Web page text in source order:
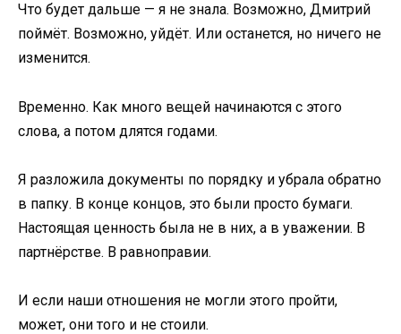
Что будет дальше — я не знала. Возможно, Дмитрий
поймёт. Возможно, уйдёт. Или останется, но ничего не
изменится.
Временно. Как много вещей начинаются с этого
слова, а потом длятся годами.
Я разложила документы по порядку и убрала обратно
в папку. В конце концов, это были просто бумаги.
Настоящая ценность была не в них, а в уважении. В
партнёрстве. В равноправии.
И если наши отношения не могли этого пройти,
может, они того и не стоили.